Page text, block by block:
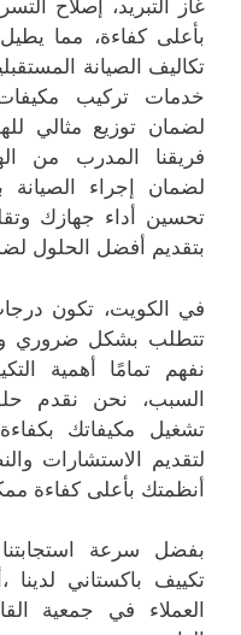
غاز التبريد، إصلاح
بأعلى كفاءة، مما
تكاليف الصيانة
خدمات تركيب
لضمان توزيع مثالي
فريقنا المدرب من
لضمان إجراء
تحسين أداء جهازك
بتقديم أفضل الحلول
في الكويت، تكون
تتطلب بشكل ضروري
نفهم تمامًا أهمية
السبب، نحن نقدم
تشغيل مكيفاتك
لتقديم الاستشارات
أنظمتك بأعلى كفاءة
بفضل سرعة
تكييف باكستاني لدينا
العملاء في جمعية